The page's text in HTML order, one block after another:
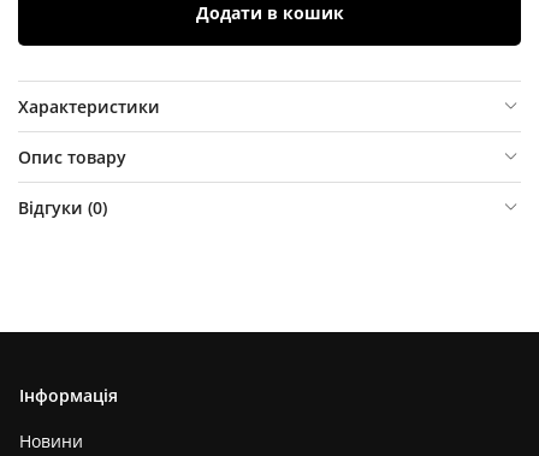
Додати в кошик
Характеристики
Опис товару
Відгуки (0)
Інформація
Новини